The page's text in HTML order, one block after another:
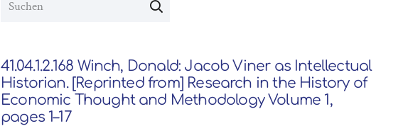
41.04.1.2.168 Winch, Donald: Jacob Viner as Intellectual
Historian. [Reprinted from] Research in the History of
Economic Thought and Methodology Volume 1,
pages 1–17